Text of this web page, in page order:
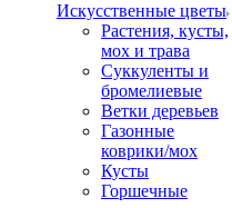
Искусственные цветы
Растения, кусты,
мох и трава
Суккуленты и
бромелиевые
Ветки деревьев
Газонные
коврики/мох
Кусты
Горшечные